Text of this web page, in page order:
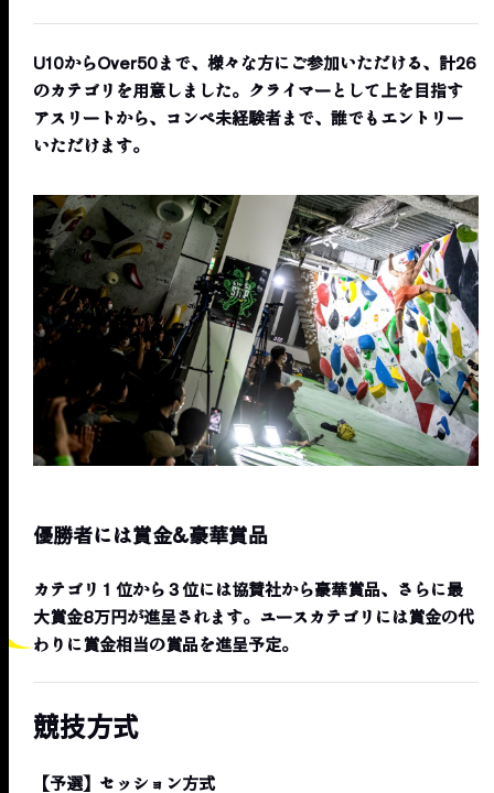
U10からOver50まで、様々な方にご参加いただける、計26
のカテゴリを用意しました。クライマーとして上を目指す
アスリートから、コンペ未経験者まで、誰でもエントリー
いただけます。
優勝者には賞金&豪華賞品
カテゴリ１位から３位には協賛社から豪華賞品、さらに最
大賞金8万円が進呈されます。ユースカテゴリには賞金の代
わりに賞金相当の賞品を進呈予定。
競技方式
【予選】セッション方式